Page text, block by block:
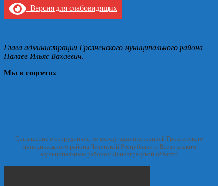
Версия для слабовидящих
Глава администрации Грозненского муниципального района
Налаев Ильяс Вахаевич.
Мы в соцсетях
Соглашение о сотрудничестве между администрацией Грозненского
муниципального района Чеченской Республики и Всеволжским
муниципальным районом Ленинградской области